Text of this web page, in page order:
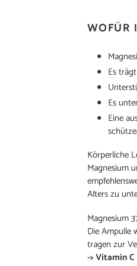
WOFÜR
Es
Es
Eine
​Körperliche
Magnesium
Alters zu
Magnesium
Die Ampulle
tragen zur
->Vitamin C